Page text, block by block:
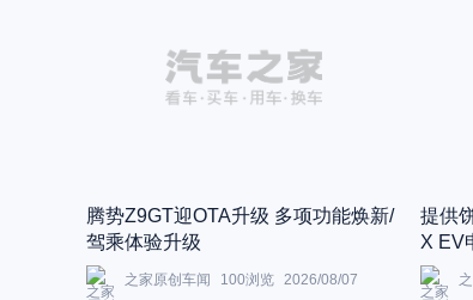
腾势Z9GT迎OTA升级 多项功能焕新/
驾乘体验升级
之家原创车闻 100浏览 2026/08/07
提供
X EV